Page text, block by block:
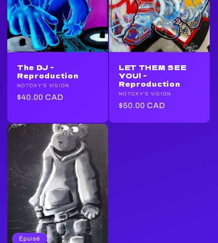
The DJ -
Reproduction
Fournisseur :
NOTOXY'S VISION
Prix
$40.00 CAD
LET THEM SEE
YOU! -
Reproduction
Fournisseur :
NOTOXY'S VISION
Prix
$50.00 CAD
Épuisé